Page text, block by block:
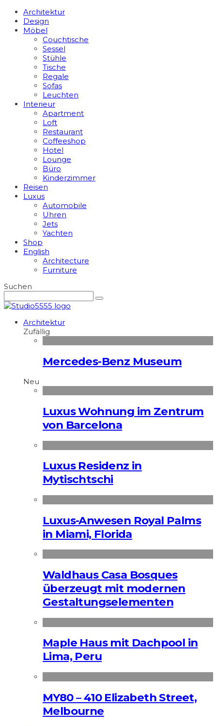
Architektur
Design
Möbel
Couchtische
Sessel
Stühle
Tische
Regale
Sofas
Leuchten
Interieur
Apart­ment
Loft
Restaurant
Coffeeshop
Hotel
Lounge
Büro
Kinderzimmer
Reisen
Luxus
Automobile
Uhren
Jets
Yachten
Shop
English
Architecture
Furniture
Suchen
Architektur
Zufällig
Mercedes-Benz Museum
Neu
Luxus Wohnung im Zentrum
von Barcelona
Luxus Residenz in
Mytischtschi
Luxus-Anwesen Royal Palms
in Miami, Florida
Waldhaus Casa Bosques
überzeugt mit modernen
Gestaltungselementen
Maple Haus mit Dachpool in
Lima, Peru
MY80 – 410 Elizabeth Street,
Melbourne